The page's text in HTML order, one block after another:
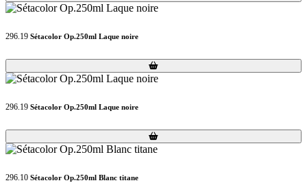
296.19 Sétacolor Op.250ml Laque noire
Loading...
Loading...
296.19 Sétacolor Op.250ml Laque noire
Loading...
Loading...
296.10 Sétacolor Op.250ml Blanc titane